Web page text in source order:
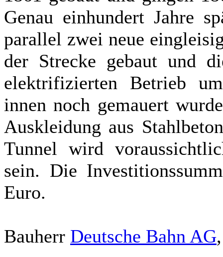
Genau einhundert Jahre
parallel zwei neue
der Strecke gebaut und
elektrifizierten Betrieb
innen noch gemauert
Auskleidung aus
Tunnel wird
sein. Die
Euro.
Bauherr Deutsche Bahn AG